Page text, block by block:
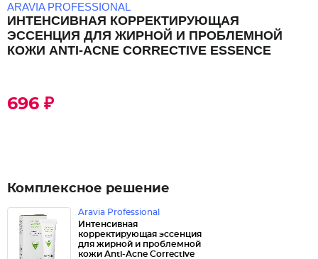
ARAVIA PROFESSIONAL
ИНТЕНСИВНАЯ КОРРЕКТИРУЮЩАЯ
ЭССЕНЦИЯ ДЛЯ ЖИРНОЙ И ПРОБЛЕМНОЙ
КОЖИ ANTI-ACNE CORRECTIVE ESSENCE
696 ₽
Комплексное решение
Aravia Professional
Интенсивная
корректирующая эссенция
для жирной и проблемной
кожи Anti-Acne Corrective